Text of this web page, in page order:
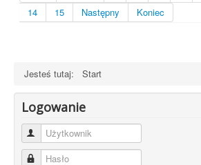
14
15 Następny Koniec
Jesteś tutaj: Start
Logowanie
Użytkownik
Hasło